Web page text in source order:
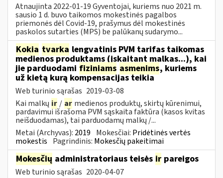
Atnaujinta 2022-01-19 Gyventojai, kuriems nuo 2021 m.
sausio 1 d. buvo taikomos mokestinės pagalbos
priemonės dėl Covid-19, prašymus dėl mokestinės
paskolos sutarties (MPS) be palūkanų sudarymo...
Kokia tvarka lengvatinis PVM tarifas taikomas
medienos produktams (įskaitant malkas...), kai
jie parduodami fiziniams asmenims, kuriems
už kietą kurą kompensacijas teikia
Web turinio sąrašas 2019-03-08
Kai malkų ir / ar medienos produktų, skirtų kūrenimui,
pardavimui išrašoma PVM sąskaita faktūra (kasos kvitas
neišduodamas), tai parduodamų malkų /...
Metai (Archyvas): 2019 Mokesčiai: Pridėtinės vertės
mokestis Pagrindinis: Mokesčių pakeitimai
Mokesčių administratoriaus teisės ir pareigos
Web turinio sąrašas 2020-04-07